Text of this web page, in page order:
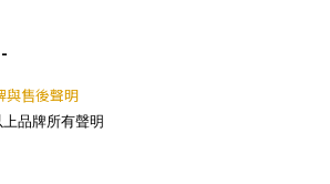
與售後聲明
品牌所有聲明